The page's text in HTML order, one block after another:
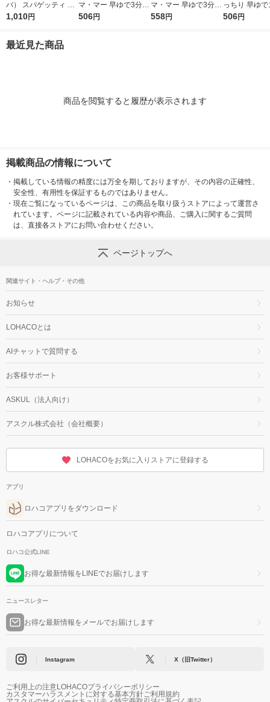
バ） スパゲッティ 1.7
mm 1袋（3kg） ゆで
1,010円
マ・マー 早ゆで3分ス
パゲティ2/3サイズ1.6
506円
マ・マー 早ゆで3分ス
パゲティ 1.6mm チャ
558円
っちり 早ゆ
ティ 2/3サイ
506円
最近見た商品
商品を閲覧すると履歴が表示されます
掲載商品の情報について
・ 掲載している情報の精度には万全を期しておりますが、その内容の正確性、
安全性、有用性を保証するものではありません。
・ 現在ご覧になっているページは、この商品を取り扱うストアによって運営さ
れています。ページに記載されている内容や商品、ご購入に関するご質問
は、直接各ストアにお問い合わせください。
ページトップへ
関連サイト・ヘルプ・その他
お知らせ
LOHACOとは
AIチャットで質問する
お客様サポート
ASKUL（法人向け）
アスクル株式会社（会社概要）
LOHACOをお気に入りストアに登録する
アプリ
ロハコアプリをダウンロード
ロハコアプリについて
ロハコ公式LINE
お得な最新情報をLINEでお届けします
ニュースレター
お得な最新情報をメールでお届けします
Instagram X（旧Twitter）
ご利用上の注意LOHACOプライバシーポリシー
カスタマーハラスメントに対する基本方針ご利用規約